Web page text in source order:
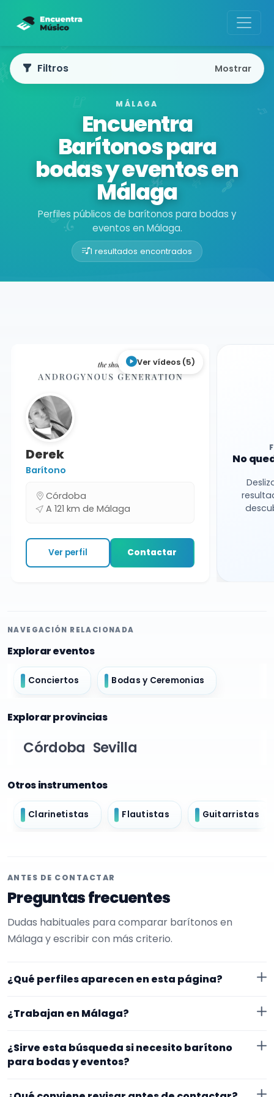
MÁLAGA
Encuentra
Barítonos para
bodas y eventos en
Málaga
Perfiles públicos de barítonos para bodas y
eventos en Málaga.
1 resultados encontrados
Buscador de músicos
Filtros Mostrar
Ver vídeos (5)
Derek
Barítono
Córdoba
A 121 km de Málaga
Ver perfil Contactar
No
NAVEGACIÓN RELACIONADA
Explorar eventos
Conciertos Bodas y Ceremonias
Explorar provincias
Córdoba Sevilla
Otros instrumentos
Clarinetistas Flautistas Guitarristas
ANTES DE CONTACTAR
Preguntas frecuentes
Dudas habituales para comparar barítonos en
Málaga y escribir con más criterio.
¿Qué perfiles aparecen en esta página?
EncuentraMúsico. La selección está filtrada por
Además, la página se centra en perfiles que trabajan
¿Trabajan en Málaga?
en Málaga. Aun así, conviene confirmar lugar exacto,
cerrar nada.
¿Sirve esta búsqueda si necesito barítono
para bodas y eventos?